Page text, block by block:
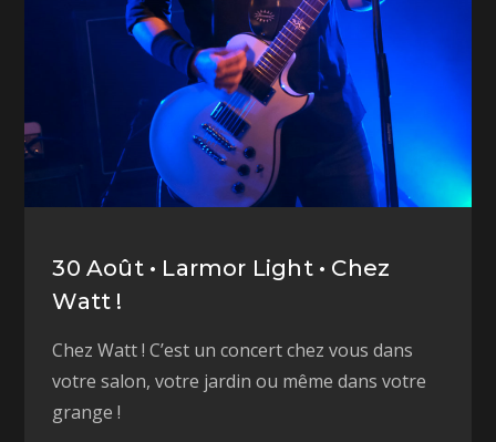
30 Août • Larmor Light • Chez
Watt !
Chez Watt ! C’est un concert chez vous dans
votre salon, votre jardin ou même dans votre
grange !